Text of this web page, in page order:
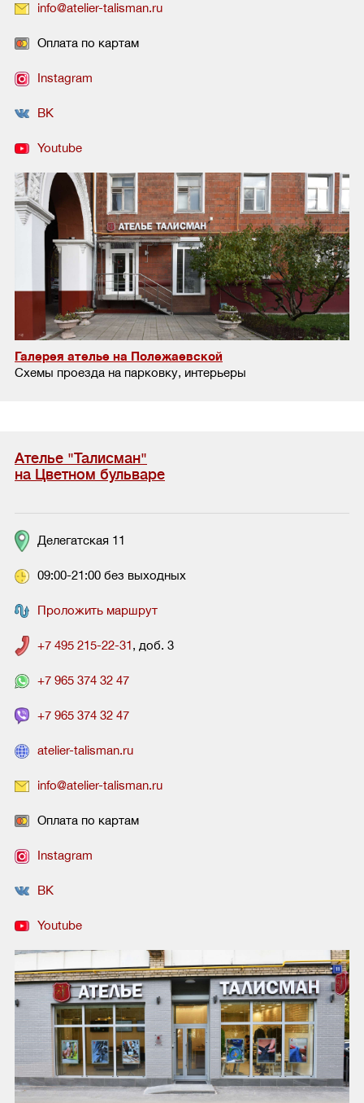
info@atelier-talisman.ru
Оплата по картам
Instagram
ВК
Youtube
Галерея ателье на Полежаевской
Схемы проезда на парковку, интерьеры
Ателье "Талисман"
на Цветном бульваре
Делегатская 11
09:00-21:00 без выходных
Проложить маршрут
+7 495 215-22-31, доб. 3
+7 965 374 32 47
+7 965 374 32 47
atelier-talisman.ru
info@atelier-talisman.ru
Оплата по картам
Instagram
ВК
Youtube